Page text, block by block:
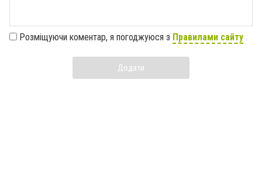
Розміщуючи коментар, я погоджуюся з Правилами сайту
Додати